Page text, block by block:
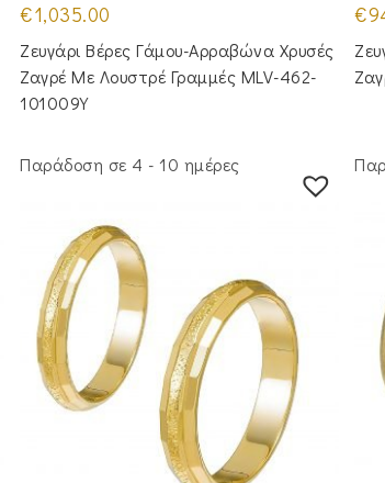
€1,035.00
Ζευγάρι Βέρες Γάμου-Αρραβώνα Χρυσές
Ζαγρέ Με Λουστρέ Γραμμές MLV-462-
101009Y
€
Παράδοση σε 4 - 10 ημέρες